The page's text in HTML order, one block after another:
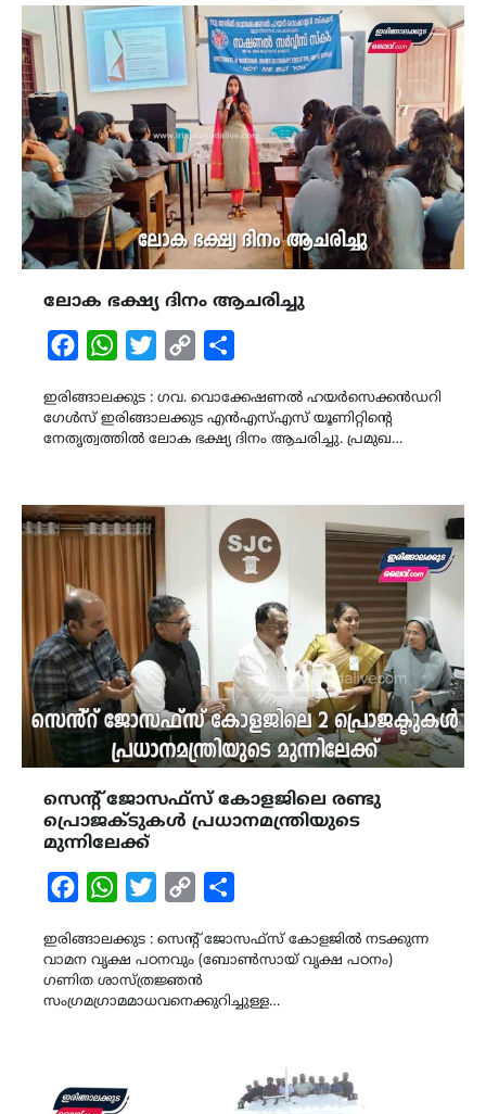
ലോക ഭക്ഷ്യ ദിനം ആചരിച്ചു
FacebookWhatsAppTwitterCopy
ഇരിങ്ങാലക്കുട : ഗവ. വൊക്കേഷണൽ ഹയർസെക്കൻഡറി
ഗേൾസ് ഇരിങ്ങാലക്കുട എൻഎസ്എസ് യൂണിറ്റിന്‍റെ
നേതൃത്വത്തിൽ ലോക ഭക്ഷ്യ ദിനം ആചരിച്ചു. പ്രമുഖ…
സെൻ്റ് ജോസഫ്സ് കോളജിലെ രണ്ടു
പ്രൊജക്ടുകൾ പ്രധാനമന്ത്രിയുടെ
മുന്നിലേക്ക്
FacebookWhatsAppTwitterCopy
ഇരിങ്ങാലക്കുട : സെൻ്റ് ജോസഫ്സ് കോളജിൽ നടക്കുന്ന
വാമന വൃക്ഷ പഠനവും (ബോൺസായ് വൃക്ഷ പഠനം)
ഗണിത ശാസ്ത്രജ്ഞൻ
സംഗ്രമഗ്രാമമാധവനെക്കുറിച്ചുള്ള…